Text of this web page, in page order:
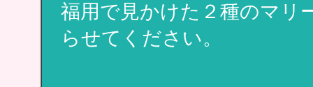
福用で見かけた２種のマリ
らせてください。